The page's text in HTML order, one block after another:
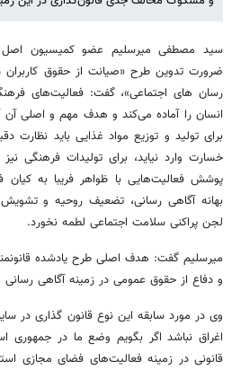
ضرورت تدوین طرح «صیانت از حقوق
رسان های اجتماعی»، گفت: فعالیت‌های
انسان را آماده می‌کند و هدف مهم و اصلی
برای تولید و توزیع مواد غذایی باید
خسارت وارد نیاید، برای تولیدات فرهنگی
پوشش فعالیت‌هایی با ظواهر فریبا به
بهانه آگاهی رسانی، تضعیف روحیه و
لجن پراکنی سلامت اجتماعی لطمه نخورد.
میرسلیم گفت: هدف اصلی طرح یادشده
و دفاع از حقوق عمومی در زمینه آگاهی
وی در مورد سابقه این نوع قانون گذاری در
اغراق نباشد اگر بگویم وضع ما در جمهوری
قانونی در زمینه فعالیت‌های فضای مجازی